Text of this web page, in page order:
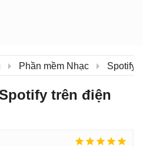
Phần mềm Nhạc Spotify
trên điện